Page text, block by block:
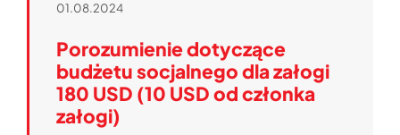
01.08.2024
Porozumienie dotyczące
budżetu socjalnego dla załogi
180 USD (10 USD od członka
załogi)